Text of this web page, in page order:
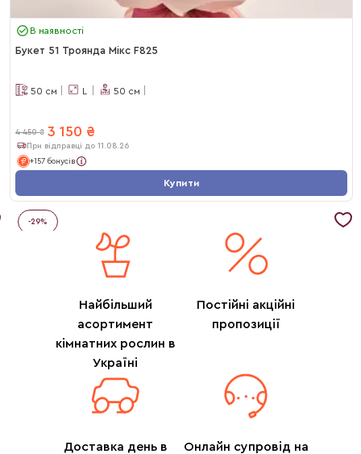
В наявності
Букет 51 Троянда Мікс F825
50 см L 50 см
4 450 ₴ 3 150 ₴
При відправці до 11.08.26
+157 бонусів
Купити
-29%
Найбільший
асортимент
кімнатних рослин в
Україні
Постійні акційні
пропозиції
Доставка день в
Онлайн супровід на